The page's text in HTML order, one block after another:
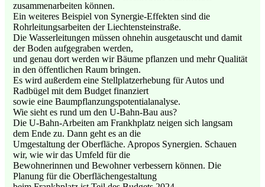
zusammenarbeiten können.
Ein weiteres Beispiel von Synergie-Effekten sind die
Rohrleitungsarbeiten der Liechtensteinstraße.
Die Wasserleitungen müssen ohnehin ausgetauscht und damit
der Boden aufgegraben werden,
und genau dort werden wir Bäume pflanzen und mehr Qualität
in den öffentlichen Raum bringen.
Es wird außerdem eine Stellplatzerhebung für Autos und
Radbügel mit dem Budget finanziert
sowie eine Baumpflanzungspotentialanalyse.
Wie sieht es rund um den U-Bahn-Bau aus?
Die U-Bahn-Arbeiten am Frankhplatz neigen sich langsam
dem Ende zu. Dann geht es an die
Umgestaltung der Oberfläche. Apropos Synergien. Schauen
wir, wie wir das Umfeld für die
Bewohnerinnen und Bewohner verbessern können. Die
Planung für die Oberflächengestaltung